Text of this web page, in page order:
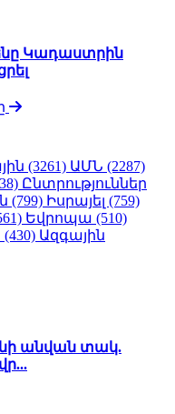
Կադաստրին
(3261) ԱՄՆ (2287)
Ընտրություններ
(799) Իսրայել (759)
Եվրոպա (510)
(430) Ազգային
անվան տակ.